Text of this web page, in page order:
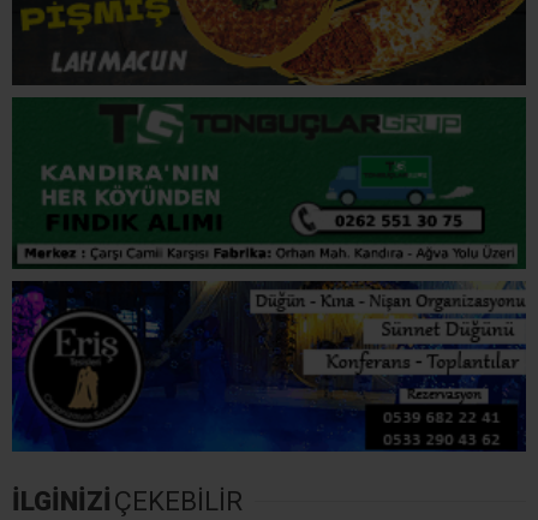
KANDIRA VEFAT HABERLERI KANDIRA'NIN SESI
KURTYERI ESKI MUHTARI KURTYERI MAHALLESI